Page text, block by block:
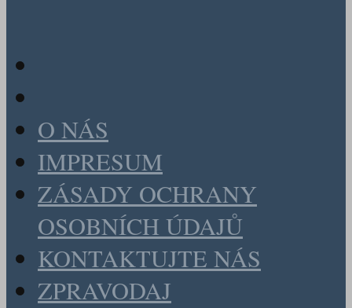
O NÁS
IMPRESUM
ZÁSADY OCHRANY
OSOBNÍCH ÚDAJŮ
KONTAKTUJTE NÁS
ZPRAVODAJ